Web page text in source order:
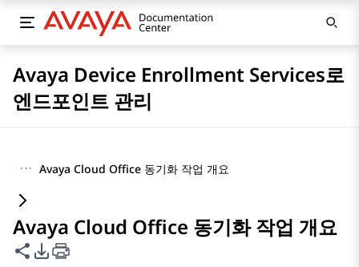
Avaya Device Enrollment Services로
엔드포인트 관리
··· Avaya Cloud Office 동기화 작업 개요
Avaya Cloud Office 동기화 작업 개요
이 페이지 공유
PDF 내보내기 옵션